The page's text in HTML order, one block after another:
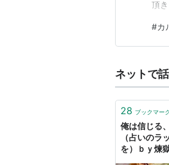
頂
ラ
#カ
ネットで
28 ブックマー
俺は信じる
（占いのラ
を）ｂｙ煉